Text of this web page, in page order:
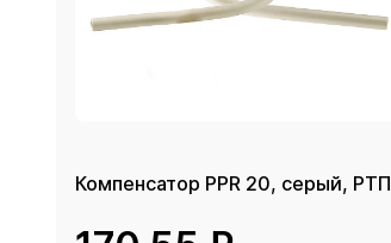
Компенсатор PPR 20, серый, РТП